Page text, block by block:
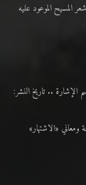
السلام ..«3» نظرة في شعر المسيح الموعود عليه
السلام.. 2 إشارةٌ إلى اسم الإشارة .. تاريخ النشر: